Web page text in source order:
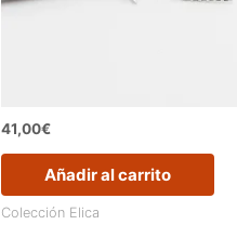
41,00€
Añadir al carrito
Colección Elica